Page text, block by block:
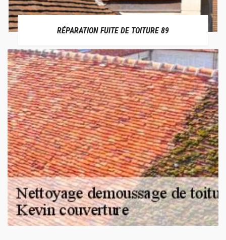
RÉPARATION FUITE DE TOITURE 89